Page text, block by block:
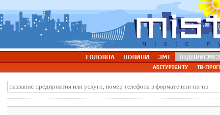
ГОЛОВНА НОВИНИ ЗМІ
АБІТУРІЄНТУ ТВ-